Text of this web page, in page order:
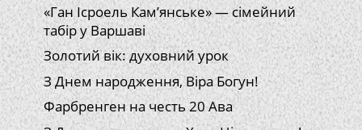
«Ган Ісроель Кам’янське» — сімейний
табір у Варшаві
Золотий вік: духовний урок
З Днем народження, Віра Богун!
Фарбренген на честь 20 Ава